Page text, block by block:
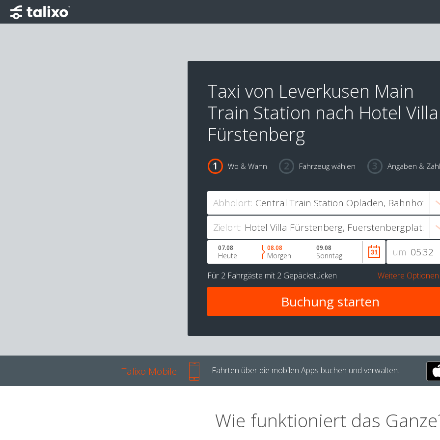
Taxi von Leverkusen Main
Train Station nach Hotel Villa
Fürstenberg
Wo & Wann Fahrzeug wählen Angaben &
Abholort:
Zielort:
um
07.08
Heute
08.08
Morgen
09.08
Sonntag
Für 2 Fahrgäste mit 2 Gepäckstücken Weitere Optionen
Talixo Mobile Fahrten über die mobilen Apps buchen und verwalten.
Wie funktioniert das